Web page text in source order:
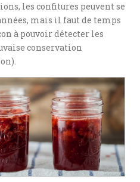
les confitures peuvent se
mais il faut de temps
à pouvoir détecter les
conservation